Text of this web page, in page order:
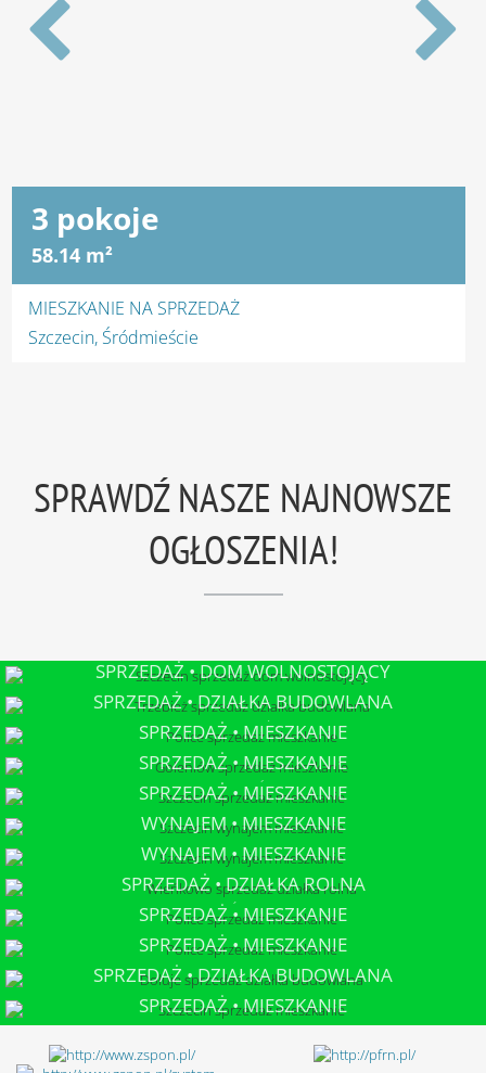
MIESZKANIE NA WYNAJEM
SPRAWDŹ NASZE NAJNOWSZE
OGŁOSZENIA!
SPRZEDAŻ • DOM WOLNOSTOJĄCY
SZCZECIN
SPRZEDAŻ • DZIAŁKA BUDOWLANA
TRZEBIEŻ
SPRZEDAŻ • MIESZKANIE
POLICE
SPRZEDAŻ • MIESZKANIE
GOLENIÓW
SPRZEDAŻ • MIESZKANIE
SZCZECIN
WYNAJEM • MIESZKANIE
SZCZECIN
WYNAJEM • MIESZKANIE
SZCZECIN
SPRZEDAŻ • DZIAŁKA ROLNA
WIEŃKOWO
SPRZEDAŻ • MIESZKANIE
POLICE
SPRZEDAŻ • MIESZKANIE
POLICE
SPRZEDAŻ • DZIAŁKA BUDOWLANA
DOŁUJE
SPRZEDAŻ • MIESZKANIE
SZCZECIN